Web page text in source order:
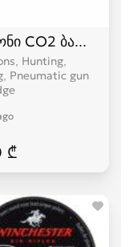
CO2 ბალონები
Hunting,
Pneumatic gun
₾